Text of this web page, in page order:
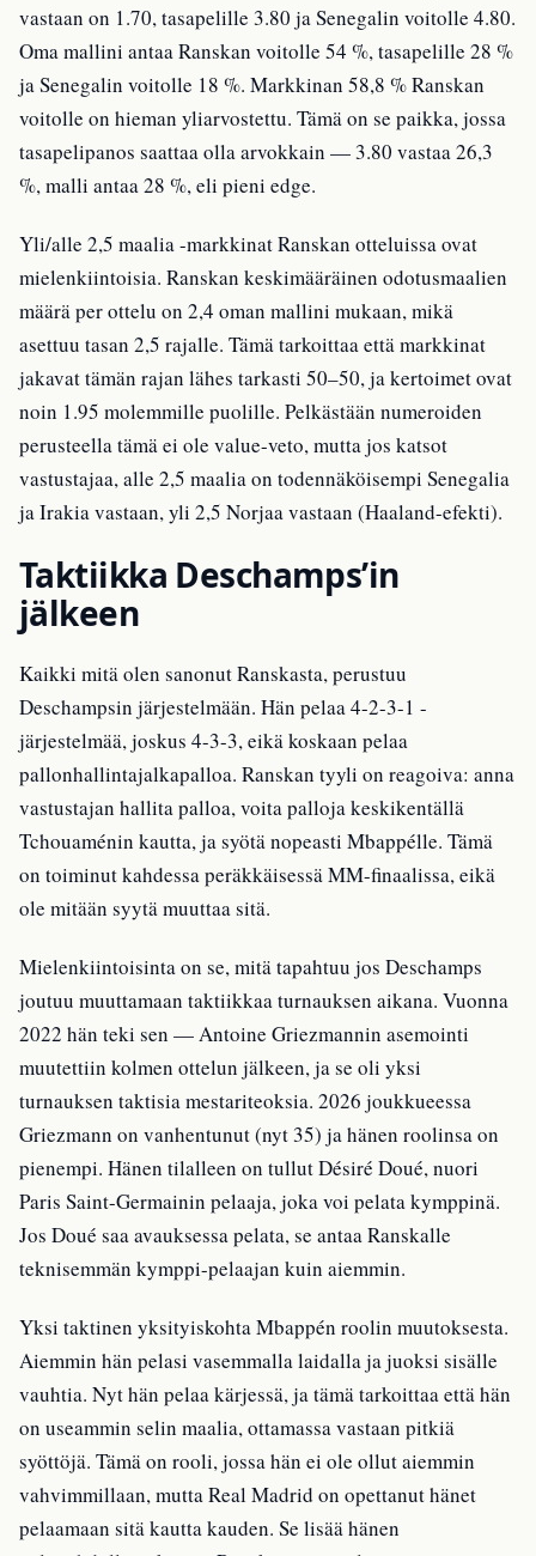
vastaan on 1.70, tasapelille 3.80 ja Senegalin voitolle 4.80.
Oma mallini antaa Ranskan voitolle 54 %, tasapelille 28 %
ja Senegalin voitolle 18 %. Markkinan 58,8 % Ranskan
voitolle on hieman yliarvostettu. Tämä on se paikka, jossa
tasapelipanos saattaa olla arvokkain — 3.80 vastaa 26,3
%, malli antaa 28 %, eli pieni edge.
Yli/alle 2,5 maalia -markkinat Ranskan otteluissa ovat
mielenkiintoisia. Ranskan keskimääräinen odotusmaalien
määrä per ottelu on 2,4 oman mallini mukaan, mikä
asettuu tasan 2,5 rajalle. Tämä tarkoittaa että markkinat
jakavat tämän rajan lähes tarkasti 50–50, ja kertoimet ovat
noin 1.95 molemmille puolille. Pelkästään numeroiden
perusteella tämä ei ole value-veto, mutta jos katsot
vastustajaa, alle 2,5 maalia on todennäköisempi Senegalia
ja Irakia vastaan, yli 2,5 Norjaa vastaan (Haaland-efekti).
Taktiikka Deschamps’in
jälkeen
Kaikki mitä olen sanonut Ranskasta, perustuu
Deschampsin järjestelmään. Hän pelaa 4-2-3-1 -
järjestelmää, joskus 4-3-3, eikä koskaan pelaa
pallonhallintajalkapalloa. Ranskan tyyli on reagoiva: anna
vastustajan hallita palloa, voita palloja keskikentällä
Tchouaménin kautta, ja syötä nopeasti Mbappélle. Tämä
on toiminut kahdessa peräkkäisessä MM-finaalissa, eikä
ole mitään syytä muuttaa sitä.
Mielenkiintoisinta on se, mitä tapahtuu jos Deschamps
joutuu muuttamaan taktiikkaa turnauksen aikana. Vuonna
2022 hän teki sen — Antoine Griezmannin asemointi
muutettiin kolmen ottelun jälkeen, ja se oli yksi
turnauksen taktisia mestariteoksia. 2026 joukkueessa
Griezmann on vanhentunut (nyt 35) ja hänen roolinsa on
pienempi. Hänen tilalleen on tullut Désiré Doué, nuori
Paris Saint-Germainin pelaaja, joka voi pelata kymppinä.
Jos Doué saa avauksessa pelata, se antaa Ranskalle
teknisemmän kymppi-pelaajan kuin aiemmin.
Yksi taktinen yksityiskohta Mbappén roolin muutoksesta.
Aiemmin hän pelasi vasemmalla laidalla ja juoksi sisälle
vauhtia. Nyt hän pelaa kärjessä, ja tämä tarkoittaa että hän
on useammin selin maalia, ottamassa vastaan pitkiä
syöttöjä. Tämä on rooli, jossa hän ei ole ollut aiemmin
vahvimmillaan, mutta Real Madrid on opettanut hänet
pelaamaan sitä kautta kauden. Se lisää hänen